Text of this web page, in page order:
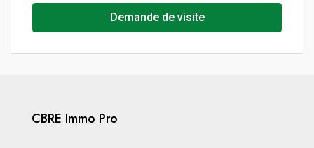
Demande de visite
CBRE Immo Pro